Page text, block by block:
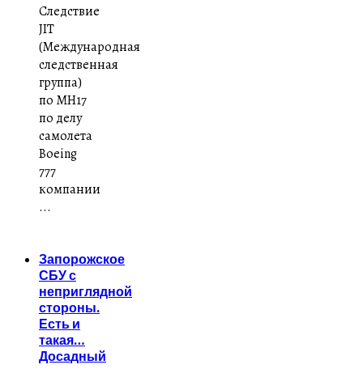
Следствие
JIT
(Международная
следственная
группа)
по MH17
по делу
самолета
Boeing
777
компании
...
Запорожское
СБУ с
неприглядной
стороны.
Есть и
такая…
Досадный